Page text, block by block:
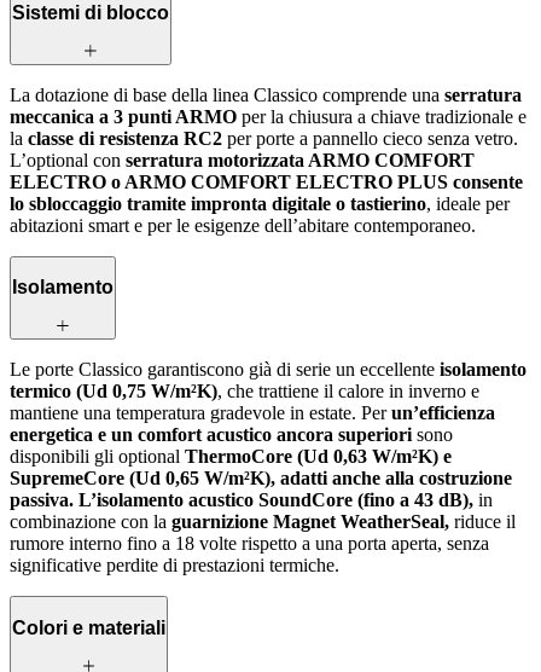
Sistemi di blocco
La dotazione di base della linea Classico comprende una serratura
meccanica a 3 punti ARMO per la chiusura a chiave tradizionale e
la classe di resistenza RC2 per porte a pannello cieco senza vetro.
L’optional con serratura motorizzata ARMO COMFORT
ELECTRO o ARMO COMFORT ELECTRO PLUS consente
lo sbloccaggio tramite impronta digitale o tastierino, ideale per
abitazioni smart e per le esigenze dell’abitare contemporaneo.
Isolamento
Le porte Classico garantiscono già di serie un eccellente isolamento
termico (Ud 0,75 W/m²K), che trattiene il calore in inverno e
mantiene una temperatura gradevole in estate. Perun’efficienza
energetica e un comfort acustico ancora superiori sono
disponibili gli optional ThermoCore (Ud 0,63 W/m²K) e
SupremeCore (Ud 0,65 W/m²K), adatti anche alla costruzione
passiva. L’isolamento acustico SoundCore (fino a 43 dB), in
combinazione con la guarnizione Magnet WeatherSeal, riduce il
rumore interno fino a 18 volte rispetto a una porta aperta, senza
significative perdite di prestazioni termiche.
Colori e materiali